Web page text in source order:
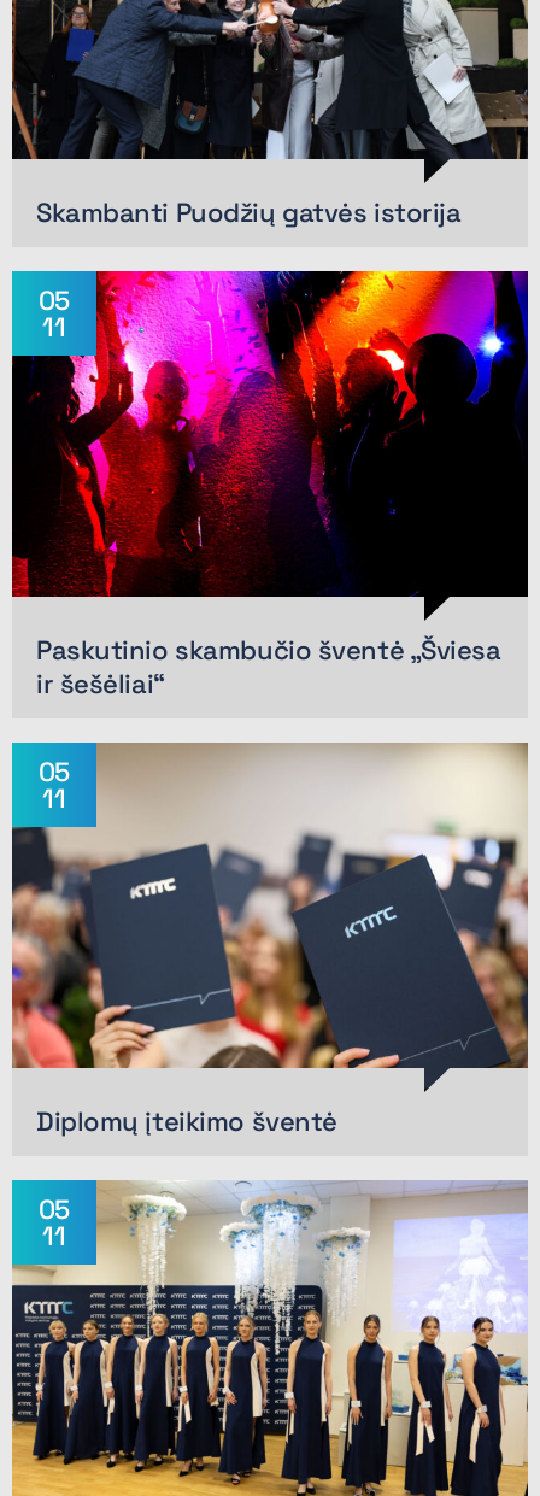
Skambanti Puodžių gatvės istorija
05
11
Paskutinio skambučio šventė „Šviesa
ir šešėliai“
05
11
Diplomų įteikimo šventė
05
11